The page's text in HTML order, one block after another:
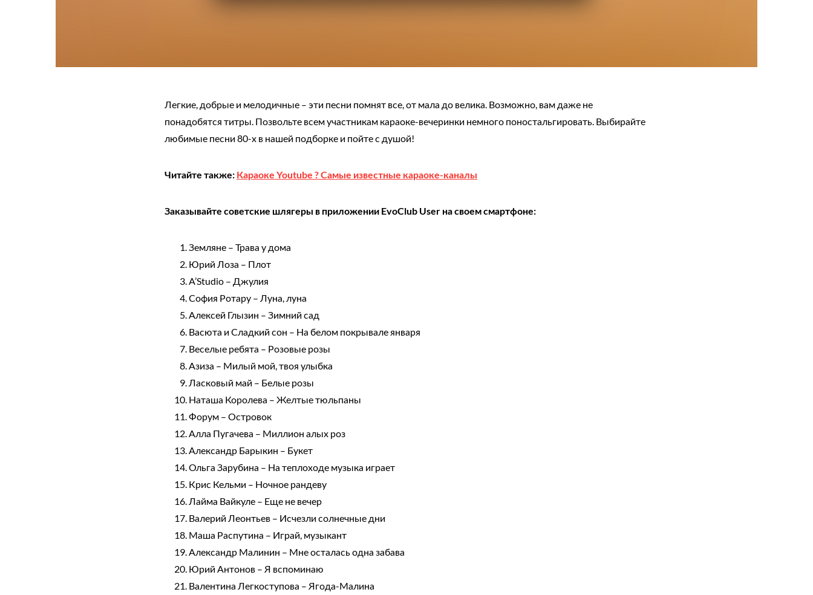
Легкие, добрые и мелодичные – эти песни помнят все, от мала до велика. Возможно, вам даже не
понадобятся титры. Позвольте всем участникам караоке-вечеринки немного поностальгировать. Выбирайте
любимые песни 80-х в нашей подборке и пойте с душой!
Читайте также: Караоке Youtube ? Самые известные караоке-каналы
Заказывайте советские шлягеры в приложении EvoClub User на своем смартфоне:
Земляне – Трава у дома
Юрий Лоза – Плот
A’Studio – Джулия
София Ротару – Луна, луна
Алексей Глызин – Зимний сад
Васюта и Сладкий сон – На белом покрывале января
Веселые ребята – Розовые розы
Азиза – Милый мой, твоя улыбка
Ласковый май – Белые розы
Наташа Королева – Желтые тюльпаны
Форум – Островок
Алла Пугачева – Миллион алых роз
Александр Барыкин – Букет
Ольга Зарубина – На теплоходе музыка играет
Крис Кельми – Ночное рандеву
Лайма Вайкуле – Еще не вечер
Валерий Леонтьев – Исчезли солнечные дни
Маша Распутина – Играй, музыкант
Александр Малинин – Мне осталась одна забава
Юрий Антонов – Я вспоминаю
Валентина Легкоступова – Ягода-Малина